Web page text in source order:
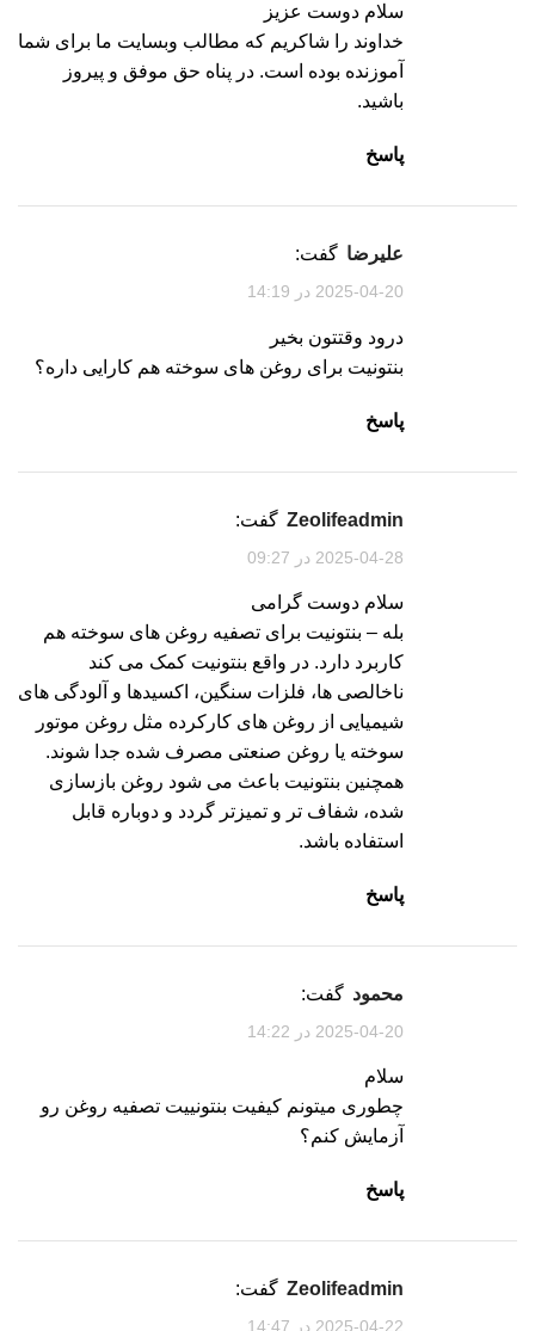
سلام دوست عزیز
خداوند را شاکریم که مطالب وبسایت ما برای شما
آموزنده بوده است. در پناه حق موفق و پیروز
باشید.
پاسخ
علیرضا گفت:
2025-04-20 در 14:19
درود وقتتون بخیر
بنتونیت برای روغن های سوخته هم کارایی داره؟
پاسخ
zeolifeadmin گفت:
2025-04-28 در 09:27
سلام دوست گرامی
بله – بنتونیت برای تصفیه روغن های سوخته هم
کاربرد دارد. در واقع بنتونیت کمک می کند
ناخالصی ها، فلزات سنگین، اکسیدها و آلودگی های
شیمیایی از روغن های کارکرده مثل روغن موتور
سوخته یا روغن صنعتی مصرف شده جدا شوند.
همچنین بنتونیت باعث می شود روغن بازسازی
شده، شفاف تر و تمیزتر گردد و دوباره قابل
استفاده باشد.
پاسخ
محمود گفت:
2025-04-20 در 14:22
سلام
چطوری میتونم کیفیت بنتونییت تصفیه روغن رو
آزمایش کنم؟
پاسخ
zeolifeadmin گفت:
2025-04-22 در 14:47